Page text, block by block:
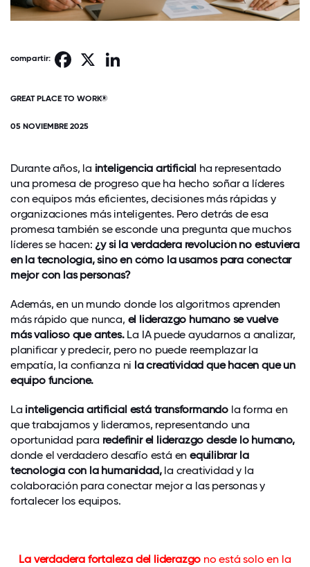
compartir: Facebook
GREAT PLACE TO WORK®
05 NOVIEMBRE 2025
Durante años, la inteligencia artificial ha representado
una promesa de progreso que ha hecho soñar a líderes
con equipos más eficientes, decisiones más rápidas y
organizaciones más inteligentes. Pero detrás de esa
promesa también se esconde una pregunta que muchos
líderes se hacen: ¿y si la verdadera revolución no estuviera
en la tecnología, sino en cómo la usamos para conectar
mejor con las personas?
Además, en un mundo donde los algoritmos aprenden
más rápido que nunca, el liderazgo humano se vuelve
más valioso que antes.La IA puede ayudarnos a analizar,
planificar y predecir, pero no puede reemplazar la
empatía, la confianza ni la creatividad que hacen que un
equipo funcione.
La inteligencia artificial está transformando la forma en
que trabajamos y lideramos, representando una
oportunidad para redefinir el liderazgo desde lo humano,
donde el verdadero desafío está en equilibrar la
tecnología con la humanidad,la creatividad y la
colaboración para conectar mejor a las personas y
fortalecer los equipos.
La verdadera fortaleza del liderazgo no está solo en la